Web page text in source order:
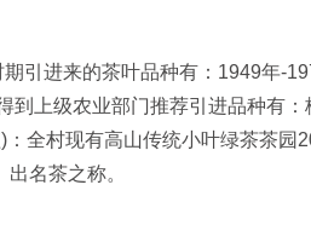
进来的茶叶品种有：1949年-
到上级农业部门推荐引进品种有
：全村现有高山传统小叶绿茶茶
名茶之称。